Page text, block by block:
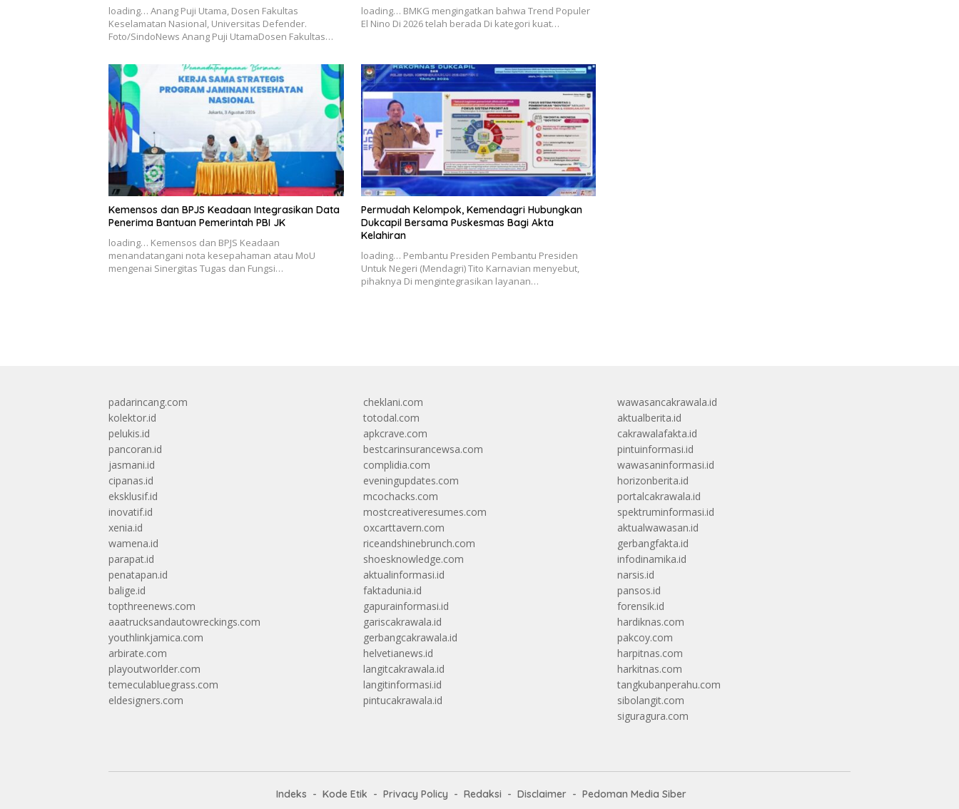
loading… Anang Puji Utama, Dosen Fakultas
Keselamatan Nasional, Universitas Defender.
Foto/SindoNews Anang Puji UtamaDosen Fakultas…
loading… BMKG mengingatkan bahwa Trend Populer
El Nino Di 2026 telah berada Di kategori kuat…
Kemensos dan BPJS Keadaan Integrasikan Data
Penerima Bantuan Pemerintah PBI JK
loading… Kemensos dan BPJS Keadaan
menandatangani nota kesepahaman atau MoU
mengenai Sinergitas Tugas dan Fungsi…
Permudah Kelompok, Kemendagri Hubungkan
Dukcapil Bersama Puskesmas Bagi Akta
Kelahiran
loading… Pembantu Presiden Pembantu Presiden
Untuk Negeri (Mendagri) Tito Karnavian menyebut,
pihaknya Di mengintegrasikan layanan…
padarincang.com
kolektor.id
pelukis.id
pancoran.id
jasmani.id
cipanas.id
eksklusif.id
inovatif.id
xenia.id
wamena.id
parapat.id
penatapan.id
balige.id
topthreenews.com
aaatrucksandautowreckings.com
youthlinkjamica.com
arbirate.com
playoutworlder.com
temeculabluegrass.com
eldesigners.com
cheklani.com
totodal.com
apkcrave.com
bestcarinsurancewsa.com
complidia.com
eveningupdates.com
mcochacks.com
mostcreativeresumes.com
oxcarttavern.com
riceandshinebrunch.com
shoesknowledge.com
aktualinformasi.id
faktadunia.id
gapurainformasi.id
gariscakrawala.id
gerbangcakrawala.id
helvetianews.id
langitcakrawala.id
langitinformasi.id
pintucakrawala.id
wawasancakrawala.id
aktualberita.id
cakrawalafakta.id
pintuinformasi.id
wawasaninformasi.id
horizonberita.id
portalcakrawala.id
spektruminformasi.id
aktualwawasan.id
gerbangfakta.id
infodinamika.id
narsis.id
pansos.id
forensik.id
hardiknas.com
pakcoy.com
harpitnas.com
harkitnas.com
tangkubanperahu.com
sibolangit.com
siguragura.com
Indeks Kode Etik Privacy Policy Redaksi Disclaimer
Pedoman Media Siber